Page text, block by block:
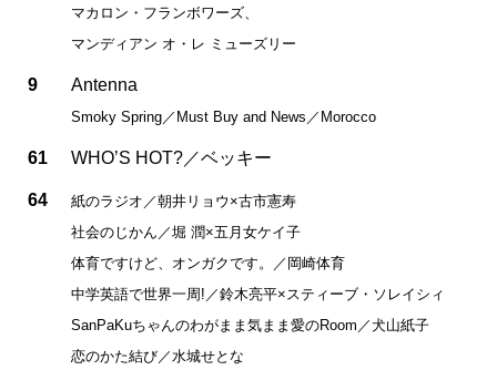
マカロン・フランボワーズ、
マンディアン オ・レ ミューズリー
9 Antenna
Smoky Spring／Must Buy and News／Morocco
61 WHO’S HOT?／ベッキー
64
紙のラジオ／朝井リョウ×古市憲寿
社会のじかん／堀 潤×五月女ケイ子
体育ですけど、オンガクです。／岡崎体育
中学英語で世界一周!／鈴木亮平×スティーブ・ソレイシィ
SanPaKuちゃんのわがまま気まま愛のRoom／犬山紙子
恋のかた結び／水城せとな